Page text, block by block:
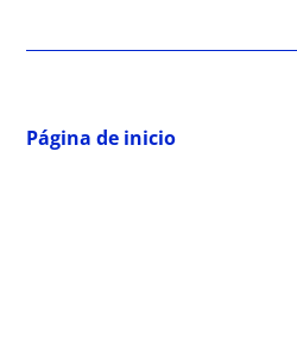
Página de inicio